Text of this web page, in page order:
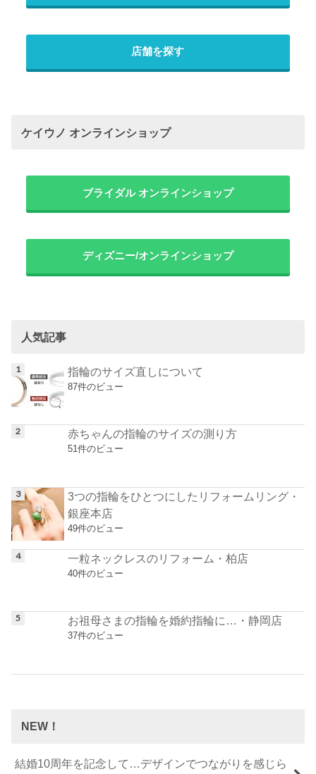
店舗を探す
ケイウノ オンラインショップ
ブライダル オンラインショップ
ディズニー/オンラインショップ
人気記事
指輪のサイズ直しについて
87件のビュー
赤ちゃんの指輪のサイズの測り方
51件のビュー
3つの指輪をひとつにしたリフォームリング・
銀座本店
49件のビュー
一粒ネックレスのリフォーム・柏店
40件のビュー
お祖母さまの指輪を婚約指輪に…・静岡店
37件のビュー
NEW！
結婚10周年を記念して…デザインでつながりを感じら